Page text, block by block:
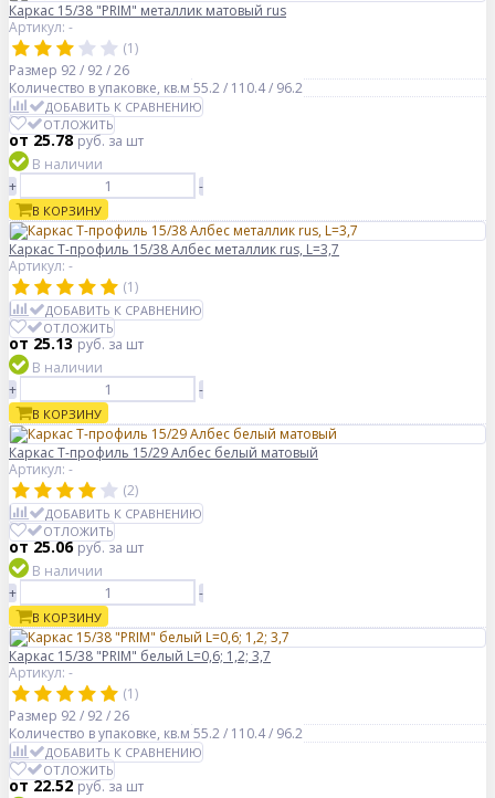
Каркас 15/38 "PRIM" металлик матовый rus
Артикул: -
(1)
Размер 92 / 92 / 26
Количество в упаковке, кв.м 55.2 / 110.4 / 96.2
ДОБАВИТЬ К СРАВНЕНИЮ
ОТЛОЖИТЬ
от 25.78руб.за шт
В наличии
+
-
В КОРЗИНУ
Каркас Т-профиль 15/38 Албес металлик rus, L=3,7
Артикул: -
(1)
ДОБАВИТЬ К СРАВНЕНИЮ
ОТЛОЖИТЬ
от 25.13руб.за шт
В наличии
+
-
В КОРЗИНУ
Каркас Т-профиль 15/29 Албес белый матовый
Артикул: -
(2)
ДОБАВИТЬ К СРАВНЕНИЮ
ОТЛОЖИТЬ
от 25.06руб.за шт
В наличии
+
-
В КОРЗИНУ
Каркас 15/38 "PRIM" белый L=0,6; 1,2; 3,7
Артикул: -
(1)
Размер 92 / 92 / 26
Количество в упаковке, кв.м 55.2 / 110.4 / 96.2
ДОБАВИТЬ К СРАВНЕНИЮ
ОТЛОЖИТЬ
от 22.52руб.за шт